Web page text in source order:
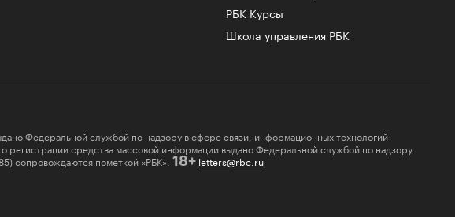
РБК Курсы
Школа управления РБК
Федеральной службой по надзору в сфере связи, информационных технологий
средства массовой информации выдано Федеральной службой по надзору
сопровождаются пометкой «РБК». 18+ letters@rbc.ru